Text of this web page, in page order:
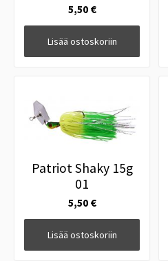
5,50 €
Lisää ostoskoriin
Patriot Shaky 15g
01
5,50 €
Lisää ostoskoriin